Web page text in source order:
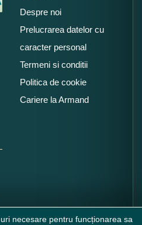
Despre noi
Prelucrarea datelor cu
caracter personal
Termeni si conditii
Politica de cookie
Cariere la Armand
necesare pentru funcționarea sa